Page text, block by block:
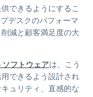
できるようにするこ
デスクのパフォーマ
減と顧客満足度の大
フトウェアは、こう
できるよう設計され
ュリティ、直感的な